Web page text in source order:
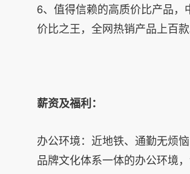
6、值得信赖的高质价比产品
价比之王，全网热销产品上百款
薪资及福利：
办公环境：近地铁、通勤无烦
品牌文化体系一体的办公环境